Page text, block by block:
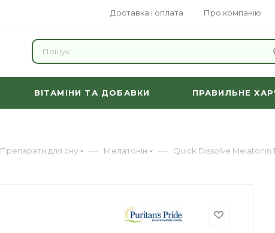
Доставка і оплата Про компанію
ВІТАМІНИ ТА ДОБАВКИ ПРАВИЛЬНЕ
Препарати для сну — Мелатонін — Quick Dissolve Melatonin